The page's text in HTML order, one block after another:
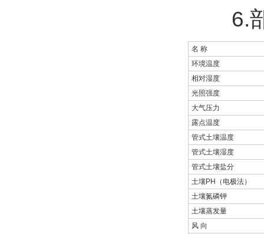
6.部
名 称
环境温度
相对湿度
光照强度
大气压力
露点温度
管式土壤温度
管式土壤湿度
管式土壤盐分
土壤PH（电极法）
土壤氮磷钾
土壤蒸发量
风 向